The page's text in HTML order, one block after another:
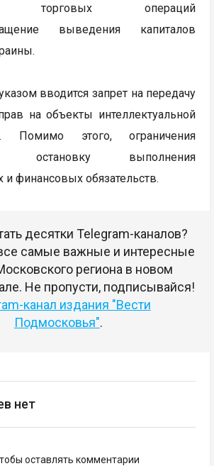
торговых операций
выведения капиталов
вводится запрет на передачу
на объекты интеллектуальной
Помимо этого, ограничения
остановку выполнения
и финансовых обязательств.
десятки Telegram-каналов?
самые важные и интересные
региона в новом
Не пропусти, подписывайся!
канал издания "Вести
Подмосковья".
нет
оставлять комментарии